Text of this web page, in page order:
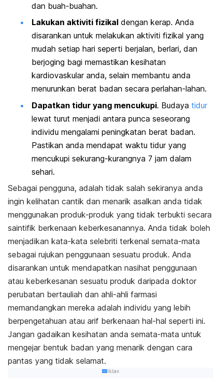
dan buah-buahan.
Lakukan aktiviti fizikal dengan kerap. Anda
disarankan untuk melakukan aktiviti fizikal yang
mudah setiap hari seperti berjalan, berlari, dan
berjoging bagi memastikan kesihatan
kardiovaskular anda, selain membantu anda
menurunkan berat badan secara perlahan-lahan.
Dapatkan tidur yang mencukupi. Budaya tidur
lewat turut menjadi antara punca seseorang
individu mengalami peningkatan berat badan.
Pastikan anda mendapat waktu tidur yang
mencukupi sekurang-kurangnya 7 jam dalam
sehari.
Sebagai pengguna, adalah tidak salah sekiranya anda
ingin kelihatan cantik dan menarik asalkan anda tidak
menggunakan produk-produk yang tidak terbukti secara
saintifik berkenaan keberkesanannya. Anda tidak boleh
menjadikan kata-kata selebriti terkenal semata-mata
sebagai rujukan penggunaan sesuatu produk. Anda
disarankan untuk mendapatkan nasihat penggunaan
atau keberkesanan sesuatu produk daripada doktor
perubatan bertauliah dan ahli-ahli farmasi
memandangkan mereka adalah individu yang lebih
berpengetahuan atau arif berkenaan hal-hal seperti ini.
Jangan gadaikan kesihatan anda semata-mata untuk
mengejar bentuk badan yang menarik dengan cara
pantas yang tidak selamat.
Iklan